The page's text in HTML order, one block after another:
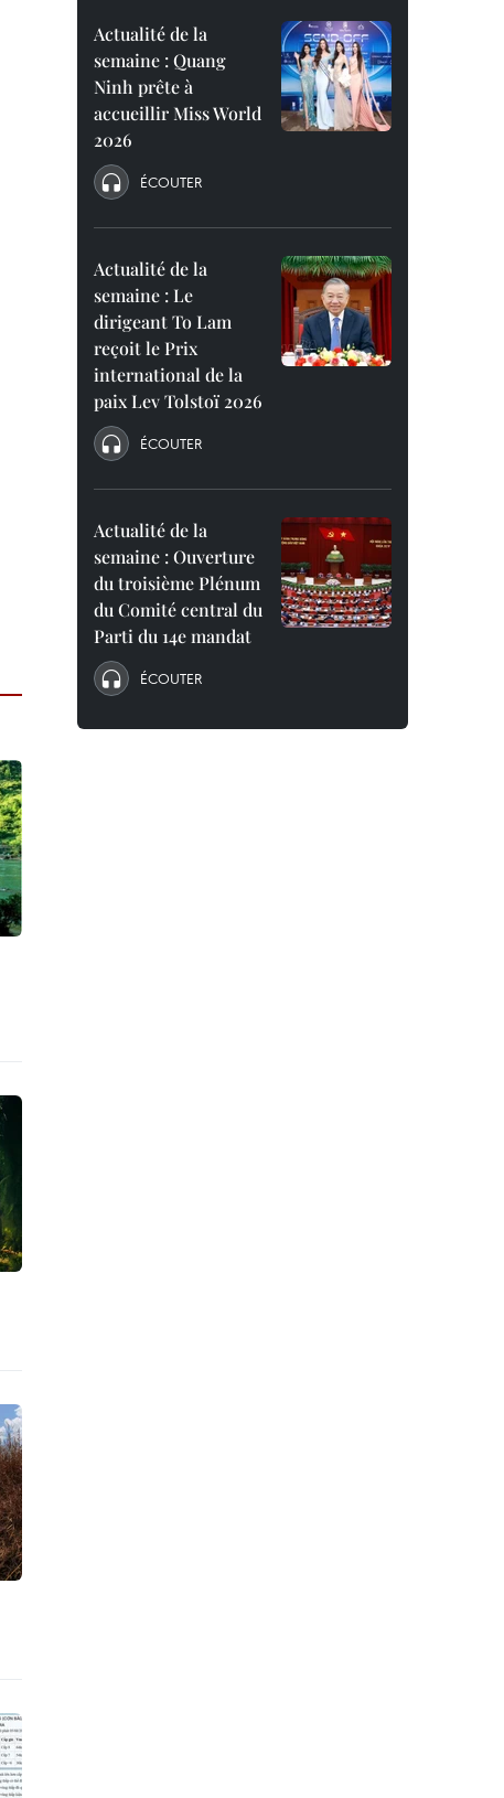
Actualité de la
semaine : Quang
Ninh prête à
accueillir Miss World
2026
ÉCOUTER
Actualité de la
semaine : Le
dirigeant To Lam
reçoit le Prix
international de la
paix Lev Tolstoï 2026
ÉCOUTER
Actualité de la
semaine : Ouverture
du troisième Plénum
du Comité central du
Parti du 14e mandat
ÉCOUTER